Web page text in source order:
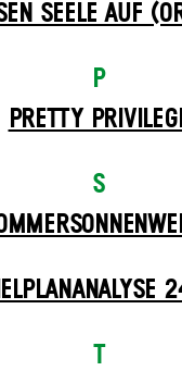
SEELE AUF
P
PRETTY
S
T